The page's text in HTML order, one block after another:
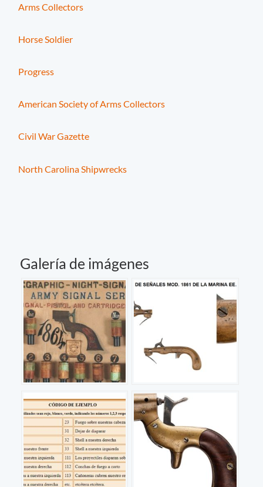
Arms Collectors
Horse Soldier
Progress
American Society of Arms Collectors
Civil War Gazette
North Carolina Shipwrecks
Galería de imágenes